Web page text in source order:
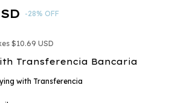
-28% OFF
$10.69 USD
Transferencia Bancaria
with Transferencia